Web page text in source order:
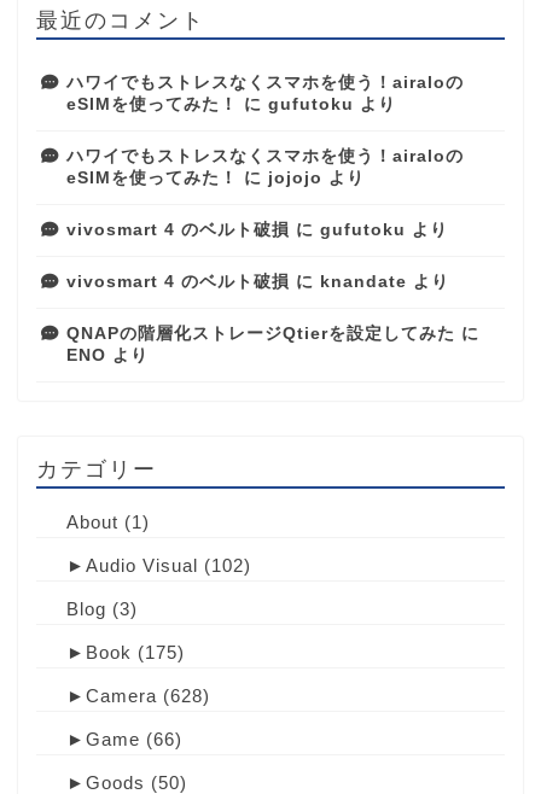
最近のコメント
ハワイでもストレスなくスマホを使う！airaloの
eSIMを使ってみた！
に gufutoku より
ハワイでもストレスなくスマホを使う！airaloの
eSIMを使ってみた！
に jojojo より
vivosmart 4 のベルト破損 に gufutoku より
vivosmart 4 のベルト破損 に knandate より
QNAPの階層化ストレージQtierを設定してみた に
ENO より
カテゴリー
About (1)
► Audio Visual (102)
Blog (3)
► Book (175)
► Camera (628)
► Game (66)
► Goods (50)